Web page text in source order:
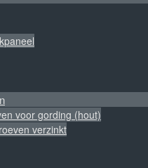
voor gording (hout)
verzinkt